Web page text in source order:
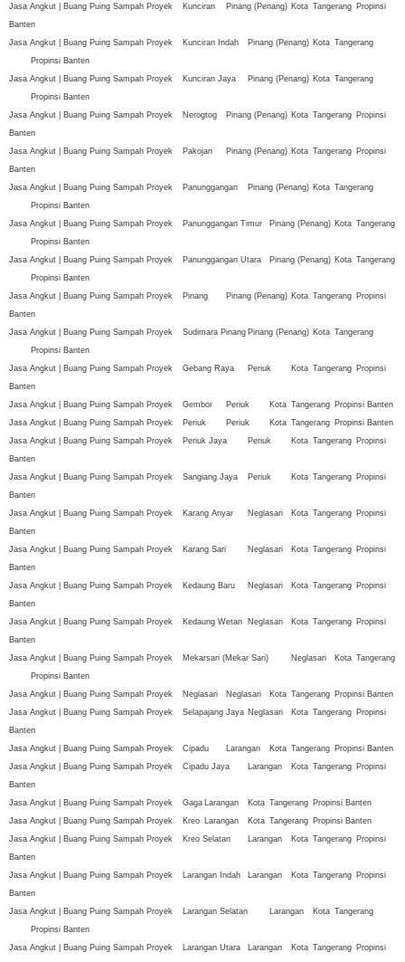
Jasa Angkut | Buang Puing Sampah Proyek
Kunciran Pinang (Penang) Kota Tangerang Propinsi
Banten
Jasa Angkut | Buang Puing Sampah Proyek
Kunciran Indah Pinang (Penang) Kota Tangerang
Propinsi Banten
Jasa Angkut | Buang Puing Sampah Proyek
Kunciran Jaya Pinang (Penang) Kota Tangerang
Propinsi Banten
Jasa Angkut | Buang Puing Sampah Proyek
Nerogtog Pinang (Penang) Kota Tangerang Propinsi
Banten
Jasa Angkut | Buang Puing Sampah Proyek
Pakojan Pinang (Penang) Kota Tangerang Propinsi
Banten
Jasa Angkut | Buang Puing Sampah Proyek
Panunggangan Pinang (Penang) Kota Tangerang
Propinsi Banten
Jasa Angkut | Buang Puing Sampah Proyek
Panunggangan Timur Pinang (Penang) Kota Tangerang
Propinsi Banten
Jasa Angkut | Buang Puing Sampah Proyek
Panunggangan Utara Pinang (Penang) Kota Tangerang
Propinsi Banten
Jasa Angkut | Buang Puing Sampah Proyek
Pinang Pinang (Penang) Kota Tangerang Propinsi
Banten
Jasa Angkut | Buang Puing Sampah Proyek
Sudimara Pinang Pinang (Penang) Kota Tangerang
Propinsi Banten
Jasa Angkut | Buang Puing Sampah Proyek
Gebang Raya Periuk Kota Tangerang Propinsi
Banten
Jasa Angkut | Buang Puing Sampah Proyek
Gembor Periuk Kota Tangerang Propinsi Banten
Jasa Angkut | Buang Puing Sampah Proyek
Periuk Periuk Kota Tangerang Propinsi Banten
Jasa Angkut | Buang Puing Sampah Proyek
Periuk Jaya Periuk Kota Tangerang Propinsi
Banten
Jasa Angkut | Buang Puing Sampah Proyek
Sangiang Jaya Periuk Kota Tangerang Propinsi
Banten
Jasa Angkut | Buang Puing Sampah Proyek
Karang Anyar Neglasari Kota Tangerang Propinsi
Banten
Jasa Angkut | Buang Puing Sampah Proyek
Karang Sari Neglasari Kota Tangerang Propinsi
Banten
Jasa Angkut | Buang Puing Sampah Proyek
Kedaung Baru Neglasari Kota Tangerang Propinsi
Banten
Jasa Angkut | Buang Puing Sampah Proyek
Kedaung Wetan Neglasari Kota Tangerang Propinsi
Banten
Jasa Angkut | Buang Puing Sampah Proyek
Mekarsari (Mekar Sari) Neglasari Kota Tangerang
Propinsi Banten
Jasa Angkut | Buang Puing Sampah Proyek
Neglasari Neglasari Kota Tangerang Propinsi Banten
Jasa Angkut | Buang Puing Sampah Proyek
Selapajang Jaya Neglasari Kota Tangerang Propinsi
Banten
Jasa Angkut | Buang Puing Sampah Proyek
Cipadu Larangan Kota Tangerang Propinsi Banten
Jasa Angkut | Buang Puing Sampah Proyek
Cipadu Jaya Larangan Kota Tangerang Propinsi
Banten
Jasa Angkut | Buang Puing Sampah Proyek
Gaga Larangan Kota Tangerang Propinsi Banten
Jasa Angkut | Buang Puing Sampah Proyek
Kreo Larangan Kota Tangerang Propinsi Banten
Jasa Angkut | Buang Puing Sampah Proyek
Kreo Selatan Larangan Kota Tangerang Propinsi
Banten
Jasa Angkut | Buang Puing Sampah Proyek
Larangan Indah Larangan Kota Tangerang Propinsi
Banten
Jasa Angkut | Buang Puing Sampah Proyek
Larangan Selatan Larangan Kota Tangerang
Propinsi Banten
Jasa Angkut | Buang Puing Sampah Proyek
Larangan Utara Larangan Kota Tangerang Propinsi